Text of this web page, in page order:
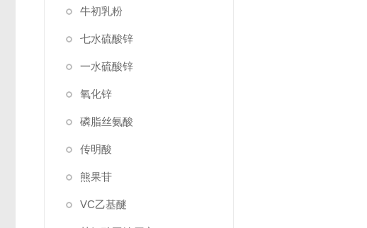
牛初乳粉
七水硫酸锌
一水硫酸锌
氧化锌
磷脂丝氨酸
传明酸
熊果苷
VC乙基醚